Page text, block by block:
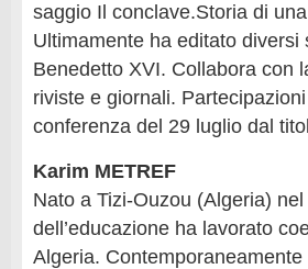
saggio Il conclave.Storia di
Ultimamente ha editato
Benedetto XVI. Collabora con
riviste e giornali.
conferenza del 29 luglio dal
Karim METREF
Nato a Tizi-Ouzou (Algeria)
dell’educazione ha lavorato
Algeria.